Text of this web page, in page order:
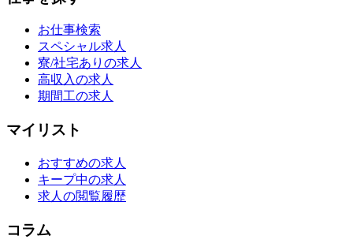
お仕事検索
スペシャル求人
寮/社宅ありの求人
高収入の求人
期間工の求人
マイリスト
おすすめの求人
キープ中の求人
求人の閲覧履歴
コラム